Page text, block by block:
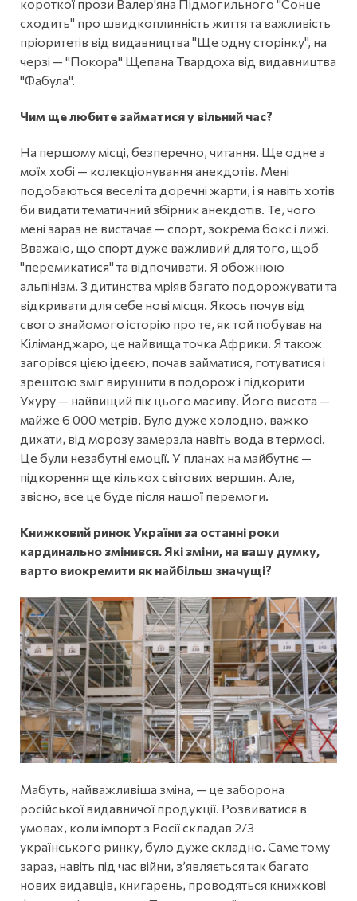
короткої прози Валер'яна Підмогильного "Сонце
сходить" про швидкоплинність життя та важливість
пріоритетів від видавництва "Ще одну сторінку", на
черзі — "Покора" Щепана Твардоха від видавництва
"Фабула".
Чим ще любите займатися у вільний час?
На першому місці, безперечно, читання. Ще одне з
моїх хобі — колекціонування анекдотів. Мені
подобаються веселі та доречні жарти, і я навіть хотів
би видати тематичний збірник анекдотів. Те, чого
мені зараз не вистачає — спорт, зокрема бокс і лижі.
Вважаю, що спорт дуже важливий для того, щоб
"перемикатися" та відпочивати. Я обожнюю
альпінізм. З дитинства мріяв багато подорожувати та
відкривати для себе нові місця. Якось почув від
свого знайомого історію про те, як той побував на
Кіліманджаро, це найвища точка Африки. Я також
загорівся цією ідеєю, почав займатися, готуватися і
зрештою зміг вирушити в подорож і підкорити
Ухуру — найвищий пік цього масиву. Його висота —
майже 6 000 метрів. Було дуже холодно, важко
дихати, від морозу замерзла навіть вода в термосі.
Це були незабутні емоції. У планах на майбутнє —
підкорення ще кількох світових вершин. Але,
звісно, все це буде після нашої перемоги.
Книжковий ринок України за останні роки
кардинально змінився. Які зміни, на вашу думку,
варто виокремити як найбільш значущі?
Мабуть, найважливіша зміна, — це заборона
російської видавничої продукції. Розвиватися в
умовах, коли імпорт з Росії складав 2/3
українського ринку, було дуже складно. Саме тому
зараз, навіть під час війни, з’являється так багато
нових видавців, книгарень, проводяться книжкові